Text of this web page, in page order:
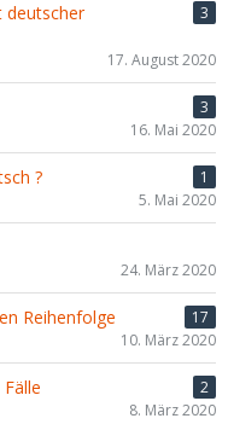
deutscher
3
17. August 2020
3
16. Mai 2020
?
1
5. Mai 2020
24. März 2020
Reihenfolge
17
10. März 2020
2
8. März 2020